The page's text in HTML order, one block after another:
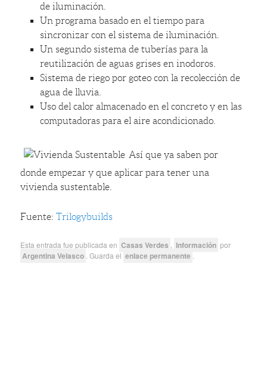
de iluminación.
Un programa basado en el tiempo para
sincronizar con el sistema de iluminación.
Un segundo sistema de tuberías para la
reutilización de aguas grises en inodoros.
Sistema de riego por goteo con la recolección de
agua de lluvia.
Uso del calor almacenado en el concreto y en las
computadoras para el aire acondicionado.
Así que ya saben por
donde empezar y que aplicar para tener una
vivienda sustentable.
Fuente:Trilogybuilds
Esta entrada fue publicada en Casas Verdes Información por
Argentina Velasco . Guarda el enlace permanente